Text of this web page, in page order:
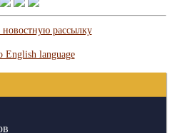
новостную рассылку
language